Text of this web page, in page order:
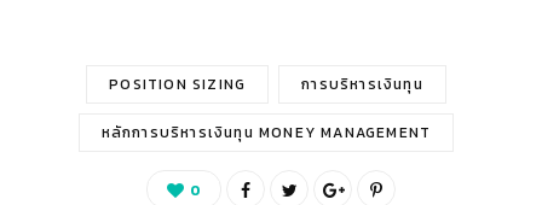
POSITION SIZING การบริหารเงินทุน
หลักการบริหารเงินทุน MONEY MANAGEMENT
0